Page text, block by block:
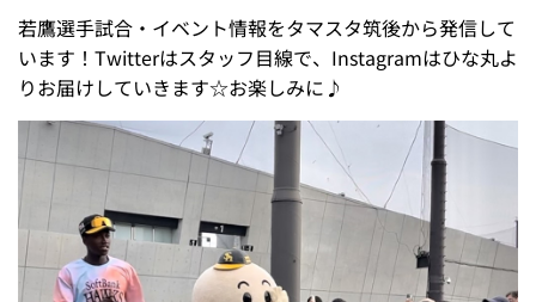
若鷹選手試合・イベント情報をタマスタ筑後から発信して
います！Twitterはスタッフ目線で、Instagramはひな丸よ
りお届けしていきます☆お楽しみに♪